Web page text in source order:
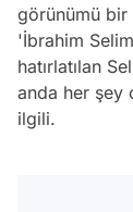
görünümü bir
'İbrahim
hatırlatılan
anda her şey
ilgili.